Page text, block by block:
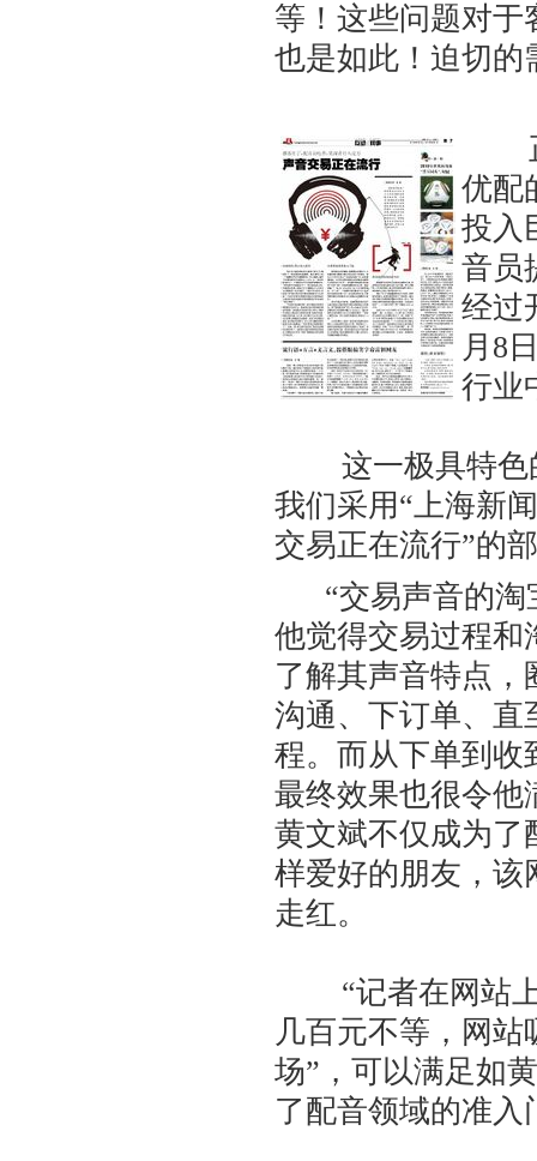
等！这些问题对于
也是如此！迫切的
正
优配
投入
音员
经过
月8
行业
这一极具特色的
我们采用“上海新
交易正在流行”的
“交易声音的淘
他觉得交易过程和
了解其声音特点
沟通、下订单、直
程。而从下单到收
最终效果也很令他
黄文斌不仅成为了
样爱好的朋友，该
走红。
“记者在网站上
几百元不等，网
场”，可以满足如
了配音领域的准入